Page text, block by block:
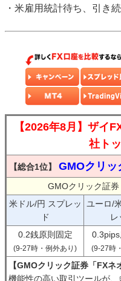
・米雇用統計待ち、引き
【2026年8月】ザイ
社ト
【総合1位】 GMOクリッ
GMOクリック証
米ドル/円 スプレッ
ド
ユーロ/
レ
0.2銭原則固定
(9-27時・例外あり) (9-27時
【GMOクリック証券「FXネ
機能性の高い取引ツールが